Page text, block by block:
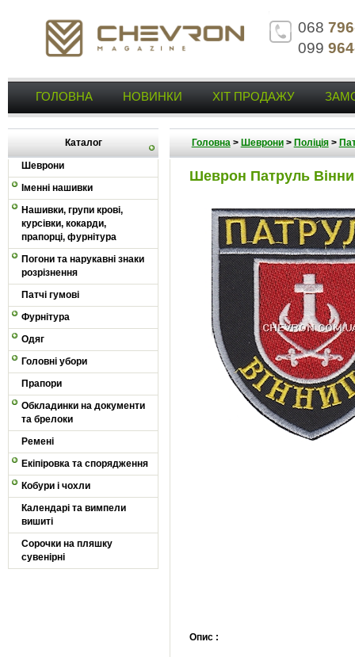
068
099
ГОЛОВНА НОВИНКИ ХІТ ПРОДАЖУ
Каталог
Шеврони
Іменні нашивки
Нашивки, групи крові,
курсівки, кокарди,
прапорці, фурнітура
Погони та нарукавні знаки
розрізнення
Патчі гумові
Фурнітура
Одяг
Головні убори
Прапори
Обкладинки на документи
та брелоки
Ремені
Екіпіровка та спорядження
Кобури і чохли
Календарі та вимпели
вишиті
Сорочки на пляшку
сувенірні
Головна> Шеврони> Поліція>
Шеврон Патруль
Опис :